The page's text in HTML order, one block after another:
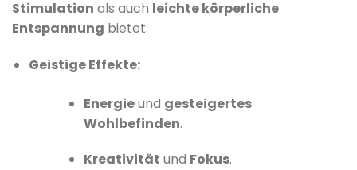
Stimulation als auch leichte körperliche
Entspannung bietet:
Geistige Effekte:
Energieund gesteigertes
Wohlbefinden.
Kreativität und Fokus.